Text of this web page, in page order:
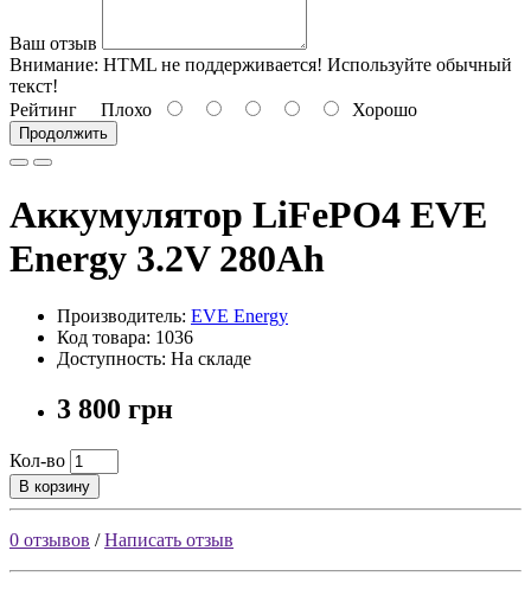
Ваш отзыв
Внимание: HTML не поддерживается! Используйте обычный
текст!
Рейтинг Плохо Хорошо
Продолжить
Аккумулятор LiFePO4 EVE
Energy 3.2V 280Ah
Производитель: EVE Energy
Код товара: 1036
Доступность: На складе
3 800 грн
Кол-во
В корзину
0 отзывов /Написать отзыв